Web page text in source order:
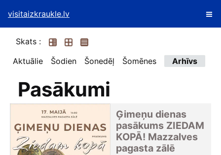
visitaizkraukle.lv
Skats :
Aktuālie
Šodien Šonedēļ Šomēnes Arhīvs
Pasākumi
Ģimeņu dienas
pasākums ZIEDAM
KOPĀ! Mazzalves
pagasta zālē